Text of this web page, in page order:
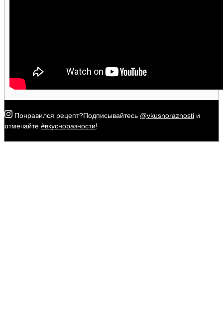
Понравился рецепт?Подписывайтесь @vkusnoraznosti и
отмечайте #вкусноразности!